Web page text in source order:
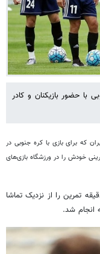
با حضور بازیکنان و کادر
که برای بازی با کره جنوبی در
خودش را در ورزشگاه بازی‌های
جلسه کادر فنی تنها اجازه داد خبرنگاران ۱۵ دقیقه تمرین را از نزدیک تماشا
انجام شد.